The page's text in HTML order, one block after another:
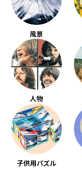
風景
人物
子供用パズル